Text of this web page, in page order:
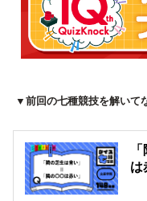
▼前回の七種競技を解いて
は